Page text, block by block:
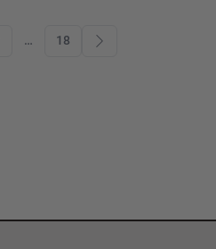
… 18